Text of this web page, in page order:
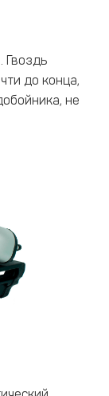
Гвоздь
до конца,
не